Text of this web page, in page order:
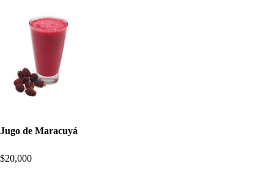
Jugo de Maracuyá
$20,000